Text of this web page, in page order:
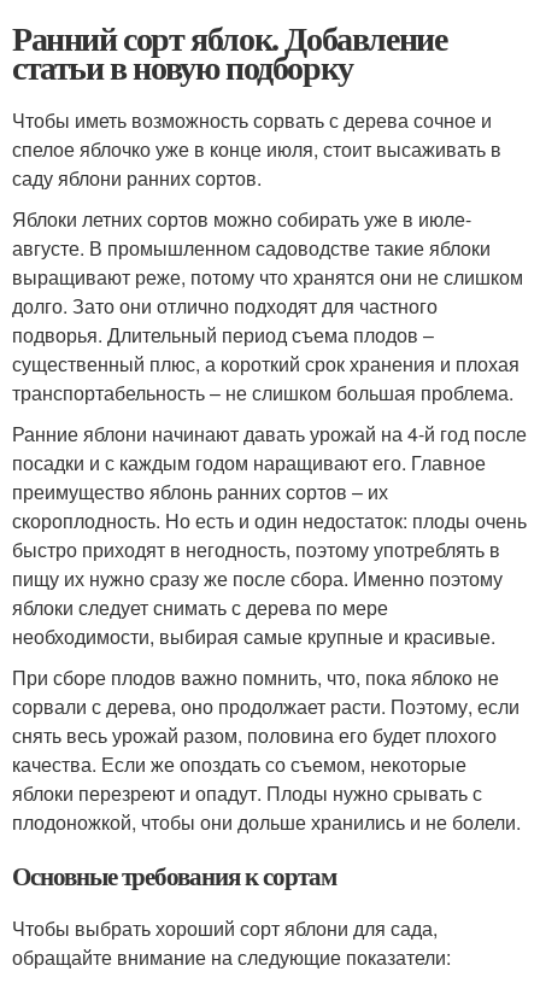
Ранний сорт яблок. Добавление
статьи в новую подборку
Чтобы иметь возможность сорвать с дерева сочное и
спелое яблочко уже в конце июля, стоит высаживать в
саду яблони ранних сортов.
Яблоки летних сортов можно собирать уже в июле-
августе. В промышленном садоводстве такие яблоки
выращивают реже, потому что хранятся они не слишком
долго. Зато они отлично подходят для частного
подворья. Длительный период съема плодов –
существенный плюс, а короткий срок хранения и плохая
транспортабельность – не слишком большая проблема.
Ранние яблони начинают давать урожай на 4-й год после
посадки и с каждым годом наращивают его. Главное
преимущество яблонь ранних сортов – их
скороплодность. Но есть и один недостаток: плоды очень
быстро приходят в негодность, поэтому употреблять в
пищу их нужно сразу же после сбора. Именно поэтому
яблоки следует снимать с дерева по мере
необходимости, выбирая самые крупные и красивые.
При сборе плодов важно помнить, что, пока яблоко не
сорвали с дерева, оно продолжает расти. Поэтому, если
снять весь урожай разом, половина его будет плохого
качества. Если же опоздать со съемом, некоторые
яблоки перезреют и опадут. Плоды нужно срывать с
плодоножкой, чтобы они дольше хранились и не болели.
Основные требования к сортам
Чтобы выбрать хороший сорт яблони для сада,
обращайте внимание на следующие показатели: